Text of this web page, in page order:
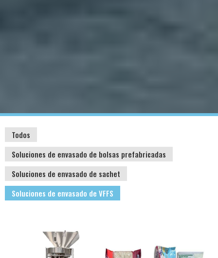
Todos
Soluciones de envasado de bolsas prefabricadas
Soluciones de envasado de sachet
Soluciones de envasado de VFFS